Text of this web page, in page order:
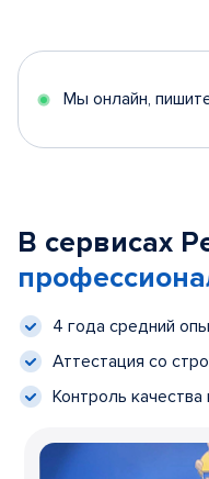
Мы онлайн,
В сервисах
4 года средний
Аттестация со
Контроль